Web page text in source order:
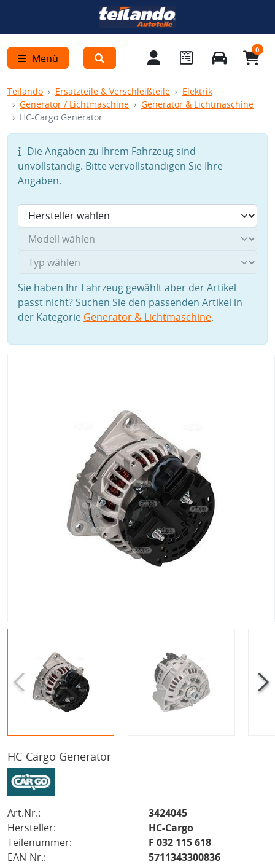
Menü
0
Teilando Ersatzteile & Verschleißteile
Elektrik
Generator / Lichtmaschine
Generator & Lichtmaschine
HC-Cargo Generator
Die Angaben zu Ihrem Fahrzeug sind
unvollständig. Bitte vervollständigen Sie Ihre
Angaben.
Sie haben Ihr Fahrzeug gewählt aber der Artikel
passt nicht? Suchen Sie den passenden Artikel in
der Kategorie Generator & Lichtmaschine.
HC-Cargo Generator
Art.Nr.:
3424045
Hersteller:
HC-Cargo
Teilenummer:
F 032 115 618
EAN-Nr.:
5711343300836